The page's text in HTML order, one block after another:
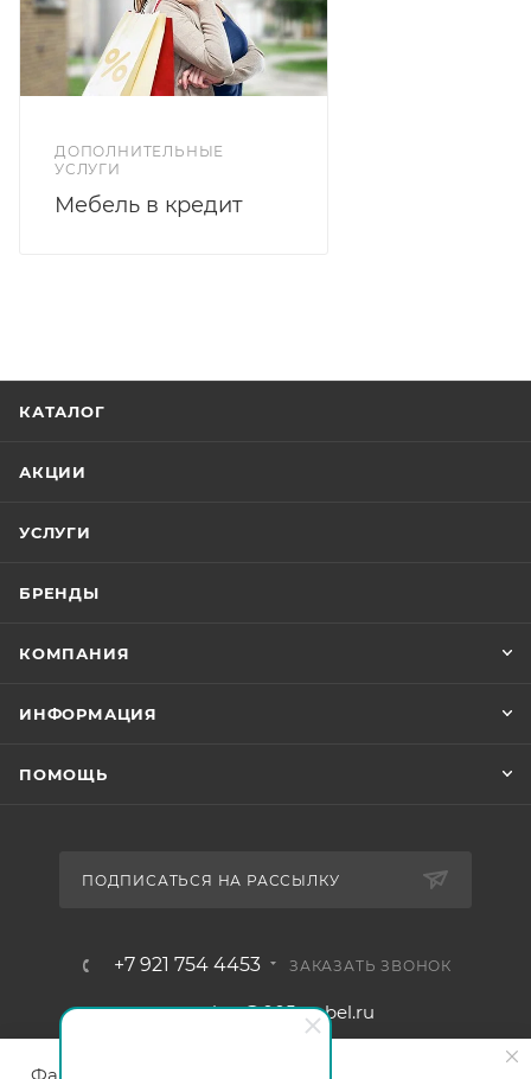
ДОПОЛНИТЕЛЬНЫЕ
УСЛУГИ
Мебель в кредит
КАТАЛОГ
АКЦИИ
УСЛУГИ
БРЕНДЫ
КОМПАНИЯ
ИНФОРМАЦИЯ
ПОМОЩЬ
ПОДПИСАТЬСЯ НА РАССЫЛКУ
+7 921 754 4453 ЗАКАЗАТЬ ЗВОНОК
zakaz@005mebel.ru